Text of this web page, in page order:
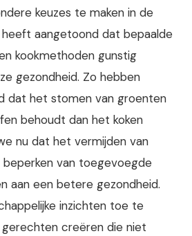
keuzes te maken in de
heeft aangetoond dat bepaalde
kookmethoden gunstig
gezondheid. Zo hebben
dat het stomen van groenten
behoudt dan het koken
nu dat het vermijden van
van toegevoegde
aan een betere gezondheid.
inzichten toe te
gerechten creëren die niet